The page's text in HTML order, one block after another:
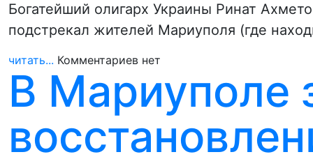
Богатейший олигарх Украины Ринат
подстрекал жителей Мариуполя (где
читать... Комментариев нет
В Мариуполе